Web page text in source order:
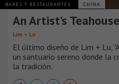
BARES Y RESTAURANTES CHINA
An Artist’s Teahouse
Lim + Lu
El último diseño de Lim + Lu,
un santuario sereno donde la
la tradición.